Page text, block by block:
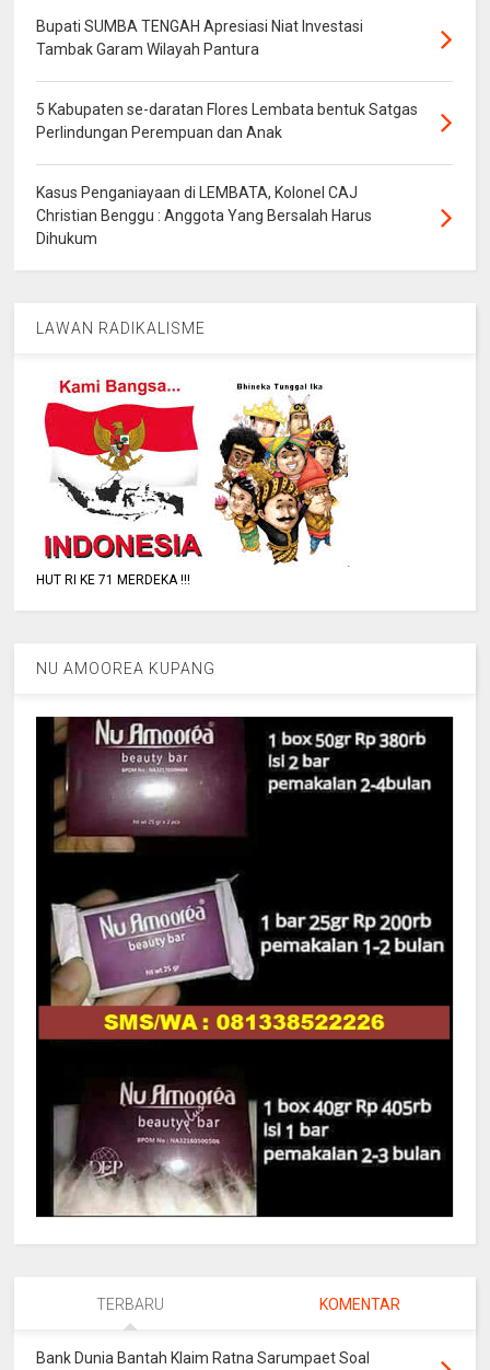
Bupati SUMBA TENGAH Apresiasi Niat Investasi
Tambak Garam Wilayah Pantura
5 Kabupaten se-daratan Flores Lembata bentuk Satgas
Perlindungan Perempuan dan Anak
Kasus Penganiayaan di LEMBATA, Kolonel CAJ
Christian Benggu : Anggota Yang Bersalah Harus
Dihukum
LAWAN RADIKALISME
HUT RI KE 71 MERDEKA !!!
NU AMOOREA KUPANG
TERBARU KOMENTAR
Bank Dunia Bantah Klaim Ratna Sarumpaet Soal